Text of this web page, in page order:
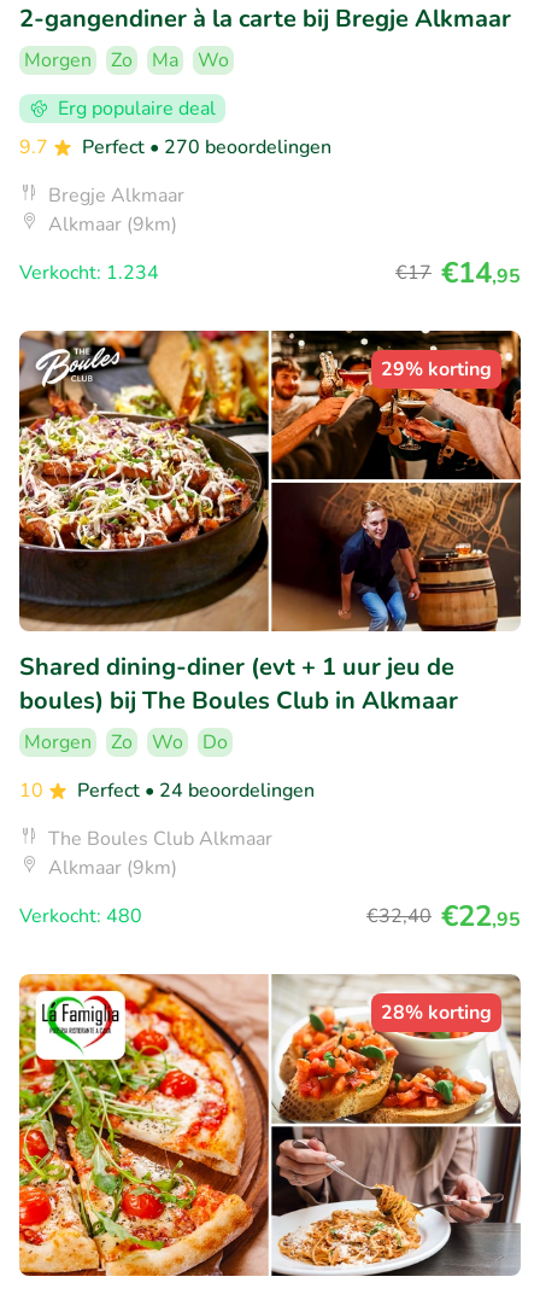
2-gangendiner à la carte bij Bregje Alkmaar
Morgen Zo Ma
Wo
Erg populaire deal
9.7
Perfect • 270 beoordelingen
Bregje Alkmaar
Alkmaar (9km)
Verkocht: 1.234
€17 €14,95
29% korting
Shared dining-diner (evt + 1 uur jeu de
boules) bij The Boules Club in Alkmaar
Morgen Zo Wo
Do
10
Perfect • 24 beoordelingen
The Boules Club Alkmaar
Alkmaar (9km)
Verkocht: 480
€32,40 €22,95
28% korting